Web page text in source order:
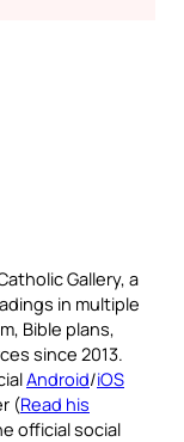
Gallery, a
in multiple
Bible plans,
since 2013.
Android/iOS
(Read his
official social